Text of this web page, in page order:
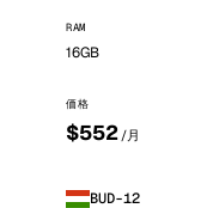
RAM
16GB
価格
$552 /月
BUD-12